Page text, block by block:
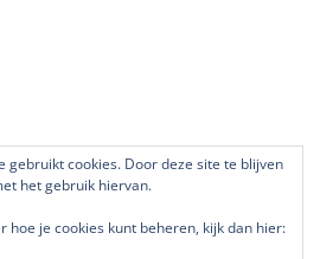
gebruikt cookies. Door deze site te blijven
het gebruik hiervan.
hoe je cookies kunt beheren, kijk dan hier: